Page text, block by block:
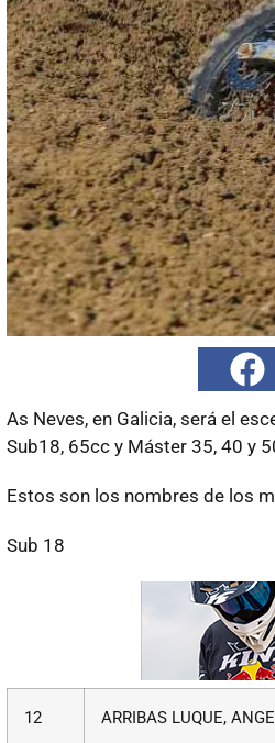
As Neves, en Galicia, será el
Sub18, 65cc y Máster 35, 40 y
Estos son los nombres de los
Sub 18
12 ARRIBAS LUQUE,